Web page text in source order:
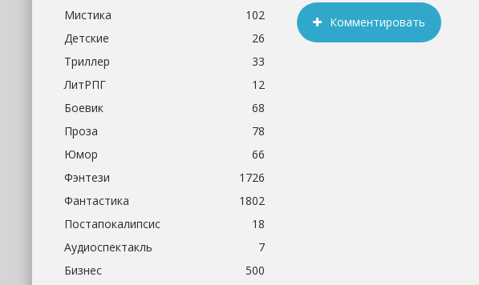
Комментировать
Мистика
102
Детские
26
Триллер
33
ЛитРПГ
12
Боевик
68
Проза
78
Юмор
66
Фэнтези
1726
Фантастика
1802
Постапокалипсис
18
Аудиоспектакль
7
Бизнес
500